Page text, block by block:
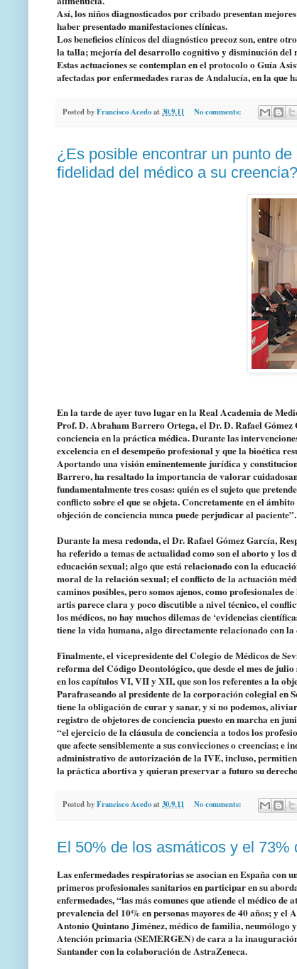
Así, los niños diagnosticados por cribado presentan
haber presentado manifestaciones clínicas.
Los beneficios clínicos del diagnóstico precoz son, entre
la talla; mejoría del desarrollo cognitivo y disminución del
Estas actuaciones se contemplan en el protocolo o Guía
afectadas por enfermedades raras de Andalucía, en la
Posted byFrancisco Acedoat 30.9.11 No comments:
¿Es posible encontrar un punto
fidelidad del médico a su creencia?
En la tarde de ayer tuvo lugar en la Real Academia de
Prof. D. Abraham Barrero Ortega, el Dr. D. Rafael
conciencia en la práctica médica. Durante las
excelencia en el desempeño profesional y que la bioética
Aportando una visión eminentemente jurídica y
Barrero, ha resaltado la importancia de valorar
fundamentalmente tres cosas: quién es el sujeto que
conflicto sobre el que se objeta. Concretamente en el
objeción de conciencia nunca puede perjudicar al paciente”.
Durante la mesa redonda, el Dr. Rafael Gómez García,
ha referido a temas de actualidad como son el aborto y
educación sexual; algo que está relacionado con la
moral de la relación sexual; el conflicto de la actuación
caminos posibles, pero somos ajenos, como profesionales
artis parece clara y poco discutible a nivel técnico, el
los médicos, no hay muchos dilemas de ‘evidencias
tiene la vida humana, algo directamente relacionado con la
Finalmente, el vicepresidente del Colegio de Médicos de
reforma del Código Deontológico, que desde el mes de
en los capítulos VI, VII y XII, que son los referentes a la
Parafraseando al presidente de la corporación colegial
tiene la obligación de curar y sanar, y si no podemos,
registro de objetores de conciencia puesto en marcha en
“el ejercicio de la cláusula de conciencia a todos los
que afecte sensiblemente a sus convicciones o creencias; e
administrativo de autorización de la IVE, incluso,
la práctica abortiva y quieran preservar a futuro su
Posted byFrancisco Acedoat 30.9.11 No comments:
El 50% de los asmáticos y el
Las enfermedades respiratorias se asocian en España
primeros profesionales sanitarios en participar en su
enfermedades, “las más comunes que atiende el médico
prevalencia del 10% en personas mayores de 40 años; y
Antonio Quintano Jiménez, médico de familia, neumólogo
Atención primaria (SEMERGEN) de cara a la
Santander con la colaboración de AstraZeneca.